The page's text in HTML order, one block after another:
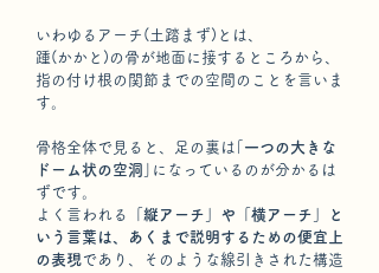
いわゆるアーチ(土踏まず)とは、
踵(かかと)の骨が地面に接するところから、
指の付け根の関節までの空間のことを言いま
す。
骨格全体で見ると、足の裏は
｢一つの大きな
ドーム状の空洞｣
になっているのが分かるは
ずです。
よく言われる
「縦アーチ」や「横アーチ」と
いう言葉は、あくまで説明するための便宜上
の表現であり、そのような線引きされた構造